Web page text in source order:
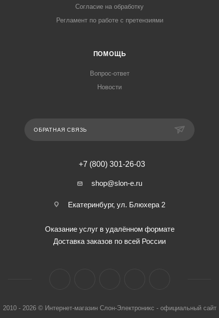
Согласие на обработку
Регламент по работе с претензиями
ПОМОЩЬ
Вопрос-ответ
Новости
ОБРАТНАЯ СВЯЗЬ
+7 (800) 301-26-03
shop@slon-e.ru
Екатеринбург, ул. Блюхера 2
Оказание услуг в удалённом формате
Доставка заказов по всей России
2010 - 2026 © Интернет-магазин Слон-Электроникс - официальный сайт